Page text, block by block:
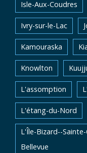
Isle-Aux-Coudres
Ivry-sur-le-Lac
Kamouraska
Knowlton
L'assomption
L'étang-du-Nord
L'Île-Bizard--
Bellevue